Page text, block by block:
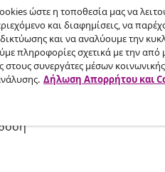
για την
παραγγελία σας
ώστε η τοποθεσία μας να
και διαφημίσεις, να
και να αναλύουμε την
πληροφορίες σχετικά με την
στους συνεργάτες μέσων
Δήλωση Απορρήτου και